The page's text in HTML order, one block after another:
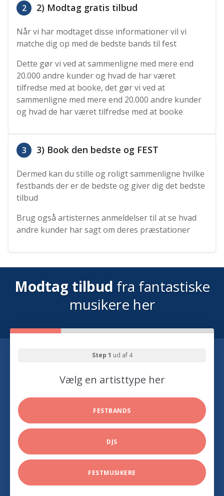
2 2) Modtag gratis tilbud
Når vi har modtaget disse informationer vil vi
matche dig op med de bedste bands til fest
Dette gør vi ved at sammenligne med mere end
20.000 andre kunder og hvad de har været
tilfredse med at booke, det gør vi ved at
sammenligne med mere end 20.000 andre kunder
og hvad de har været tilfredse med at booke
3 3) Book den bedste og FEST
Dermed kan du stille og roligt sammenligne hvilke
festbands der er de bedste og giver dig det bedste
tilbud
Brug også artisternes anmeldelser til at se hvad
andre kunder har sagt om deres præstationer
Modtag tilbud fra fantastiske
musikere her
Step 1 ud af 4
Vælg en artisttype her
FESTBANDS
DJS
FESTMUSIKERE